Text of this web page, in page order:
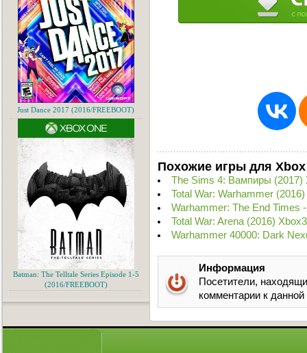
Похожие игры для Xbox
The Sims 4: Вампиры (2017)
Total War: Warhammer
Warhammer: The End Times
Total War: Arena (2016)
Warhammer 40000: Dark
Информация
Посетители,
комментарии к
Just Dance 2017 (2016/FREEBOOT)
Batman: The Telltale Series Episode 1-5
(2016/FREEBOOT)